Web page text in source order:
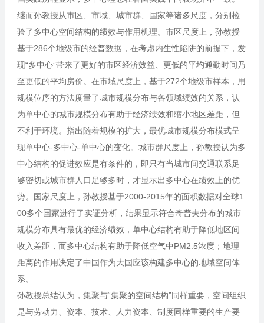
继而孙教授从市区、市域、城市群、国家等诸多尺度，分别检
验了多中心空间结构的绩效与作用机理。市区尺度上，孙教授
基于286个地级市的经普数据，在考虑内生性陷阱的前提下，发
现“多中心”带来了更好的市区经济效益、更低的平均通勤时间乃
至更低的平均房价。在市域尺度上，基于272个地级市样本，用
规模位序的方法度量了城市规模分布与各领域绩效的关系，认
为单中心的城市规模分布有助于经济绩效和缩小地区差距，但
不利于环境。指出随着规模的扩大，最优城市规模分布模式呈
现单中心-多中心-单中心的变化。城市群尺度上，孙教授认为多
中心结构的促进效应是有条件的，即只有当城市间交通联系足
够密切或城市群人口足够多时，才显示出多中心在绩效上的优
势。国家尺度上，孙教授基于2000-2015年的面积数据对全球1
00多个国家进行了实证分析，结果显示符合奇普夫分布的城市
规模分布具有最优的经济绩效，单中心结构有助于降低地区间
收入差距，而多中心结构有助于降低空气中PM2.5浓度；地理
距离的作用决定了中国作为大国应该构建多中心的地域空间体
系。
孙教授总结认为，集聚与“集聚的空间结构”同样重要，空间组织
是与劳动力、资本、技术、人力资本、制度同样重要的生产要